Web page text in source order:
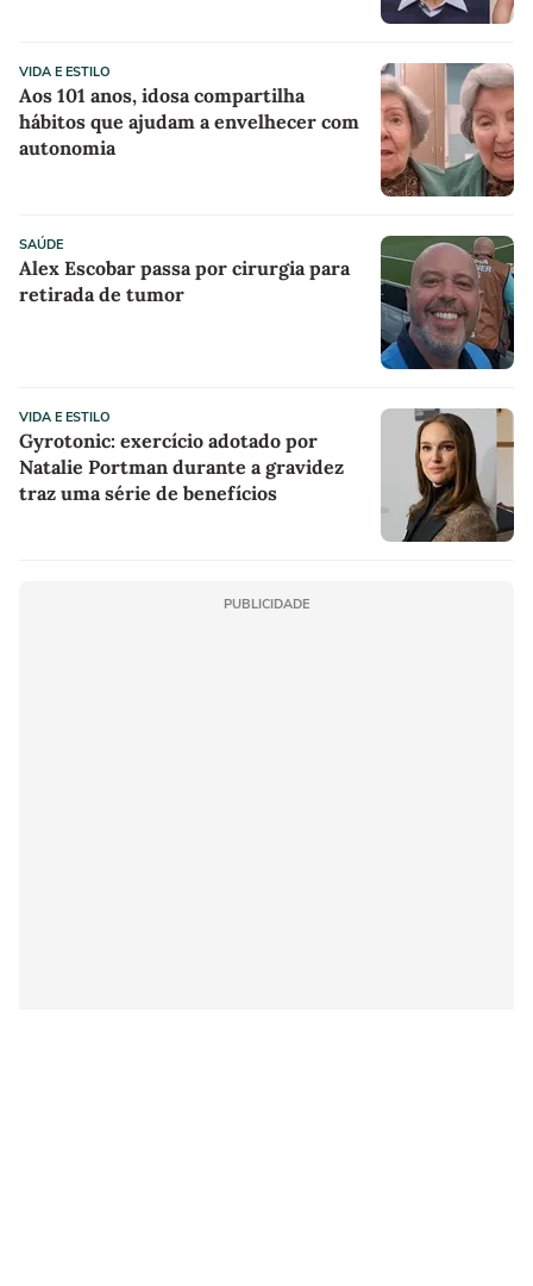
VIDA E ESTILO
Aos 101 anos, idosa compartilha
hábitos que ajudam a envelhecer com
autonomia
SAÚDE
Alex Escobar passa por cirurgia para
retirada de tumor
VIDA E ESTILO
Gyrotonic: exercício adotado por
Natalie Portman durante a gravidez
traz uma série de benefícios
PUBLICIDADE